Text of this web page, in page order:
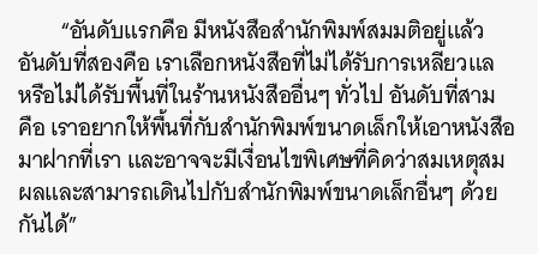
“อันดับแรกคือ มีหนังสือสำนักพิมพ์สมมติอยู่แล้ว
อันดับที่สองคือ เราเลือกหนังสือที่ไม่ได้รับการเหลียวแล
หรือไม่ได้รับพื้นที่ในร้านหนังสืออื่นๆ ทั่วไป อันดับที่สาม
คือ เราอยากให้พื้นที่กับสำนักพิมพ์ขนาดเล็กให้เอาหนังสือ
มาฝากที่เรา และอาจจะมีเงื่อนไขพิเศษที่คิดว่าสมเหตุสม
ผลและสามารถเดินไปกับสำนักพิมพ์ขนาดเล็กอื่นๆ ด้วย
กันได้”